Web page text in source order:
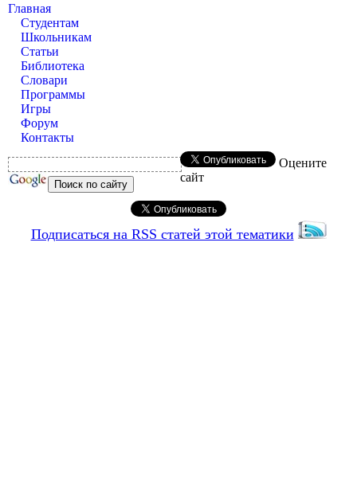
Главная
Студентам
Школьникам
Статьи
Библиотека
Словари
Программы
Игры
Форум
Контакты
Оцените
сайт
Подписаться на RSS статей этой тематики